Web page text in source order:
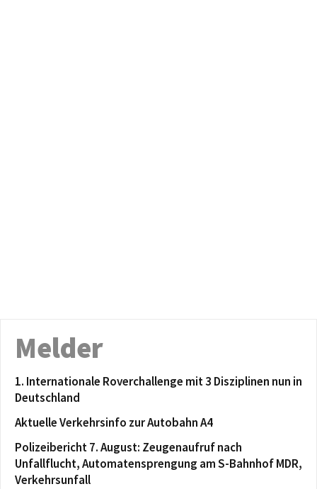
Melder
1. Internationale Roverchallenge mit 3 Disziplinen nun in
Deutschland
Aktuelle Verkehrsinfo zur Autobahn A4
Polizeibericht 7. August: Zeugenaufruf nach
Unfallflucht, Automatensprengung am S-Bahnhof MDR,
Verkehrsunfall